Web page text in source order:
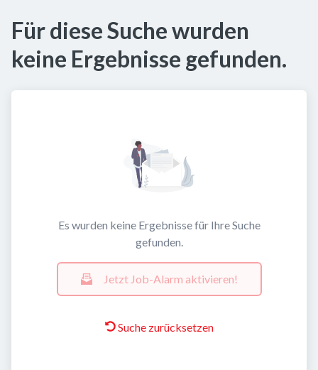
Für diese Suche wurden
keine Ergebnisse gefunden.
Es wurden keine Ergebnisse für Ihre Suche
gefunden.
Jetzt Job-Alarm aktivieren!
Suche zurücksetzen